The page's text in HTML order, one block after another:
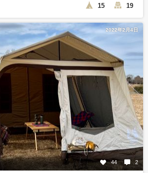
15 19
2022年2月4日
44 2